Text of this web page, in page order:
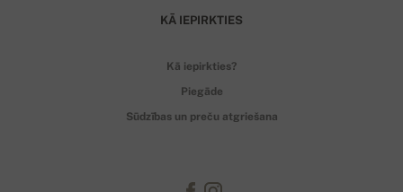
KĀ IEPIRKTIES
Kā iepirkties?
Piegāde
Sūdzības un preču atgriešana